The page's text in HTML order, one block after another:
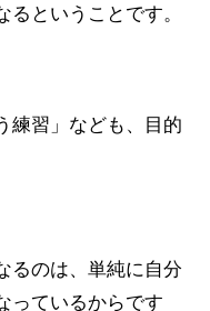
ということです。
練習」なども、目的
るのは、単純に自分
っているからです